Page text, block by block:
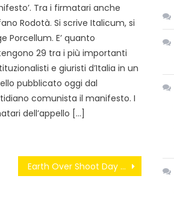
Tra i firmatari anche
Rodotà. Si scrive Italicum, si
Porcellum. E’ quanto
29 tra i più importanti
e giuristi d’Italia in un
pubblicato oggi dal
comunista il manifesto. I
dell’appello […]
Earth Over Shoot Day 2013: benvenuti alla fine del mondo!